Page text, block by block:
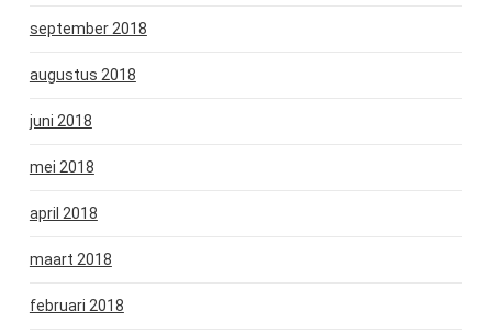
september 2018
augustus 2018
juni 2018
mei 2018
april 2018
maart 2018
februari 2018